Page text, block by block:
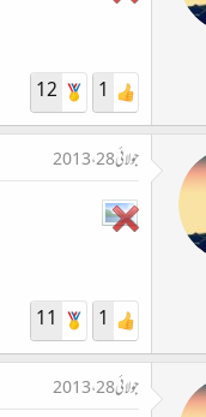
1
12
جولائی 28، 2013
1
11
جولائی 28، 2013